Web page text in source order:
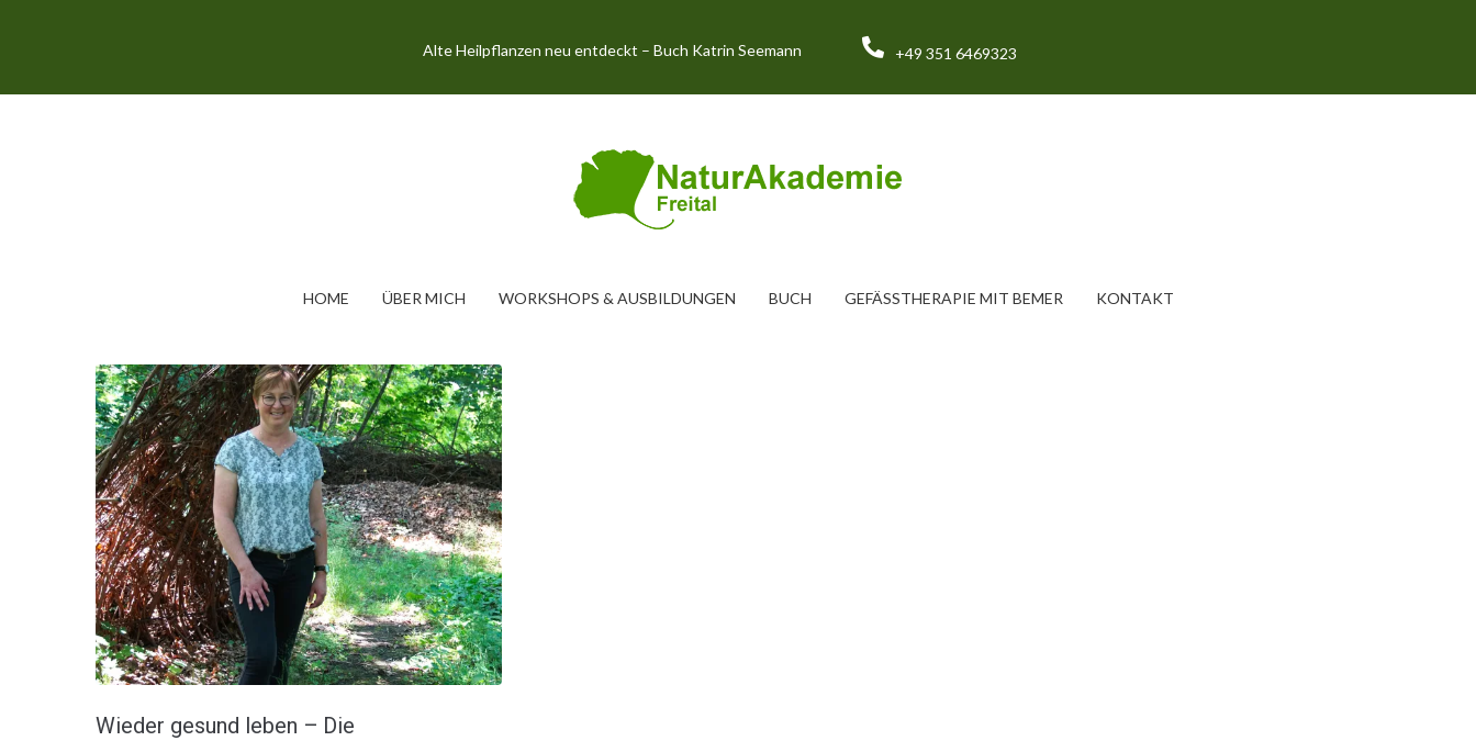
Alte Heilpflanzen neu entdeckt – Buch Katrin Seemann +49 351 6469323
HOME ÜBER MICH WORKSHOPS & AUSBILDUNGEN BUCH GEFÄSSTHERAPIE MIT BEMER KONTAKT
Wieder gesund leben – Die